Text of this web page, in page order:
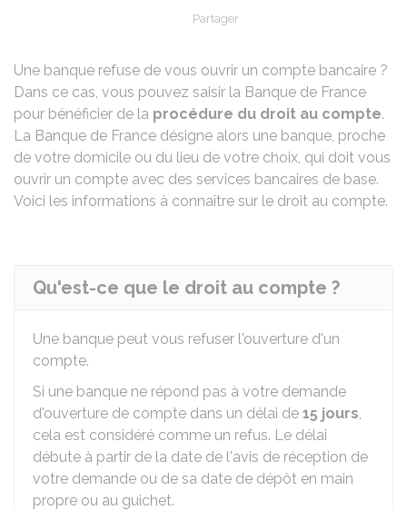
Partager
Une banque refuse de vous ouvrir un compte bancaire ?
Dans ce cas, vous pouvez saisir la Banque de France
pour bénéficier de la procédure du droit au compte.
La Banque de France désigne alors une banque, proche
de votre domicile ou du lieu de votre choix, qui doit vous
ouvrir un compte avec des services bancaires de base.
Voici les informations à connaître sur le droit au compte.
Qu'est-ce que le droit au compte ?
Une banque peut vous refuser l'ouverture d'un
compte.
Si une banque ne répond pas à votre demande
d'ouverture de compte dans un délai de 15 jours,
cela est considéré comme un refus. Le délai
débute à partir de la date de l'avis de réception de
votre demande ou de sa date de dépôt en main
propre ou au guichet.